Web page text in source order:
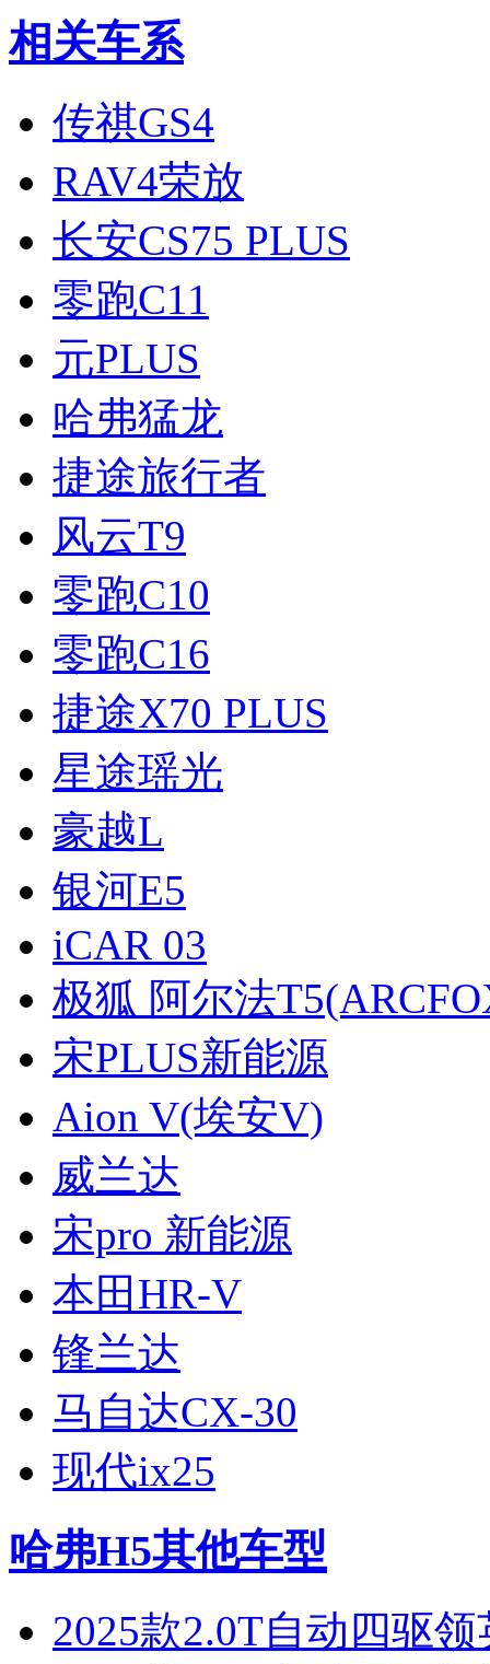
相关车系
传祺GS4
RAV4荣放
长安CS75 PLUS
零跑C11
元PLUS
哈弗猛龙
捷途旅行者
风云T9
零跑C10
零跑C16
捷途X70 PLUS
星途瑶光
豪越L
银河E5
iCAR 03
极狐 阿尔法
宋PLUS新能源
Aion V(埃安V)
威兰达
宋pro 新能源
本田HR-V
锋兰达
马自达CX-30
现代ix25
哈弗H5其他车型
2025款2.0T自动四驱